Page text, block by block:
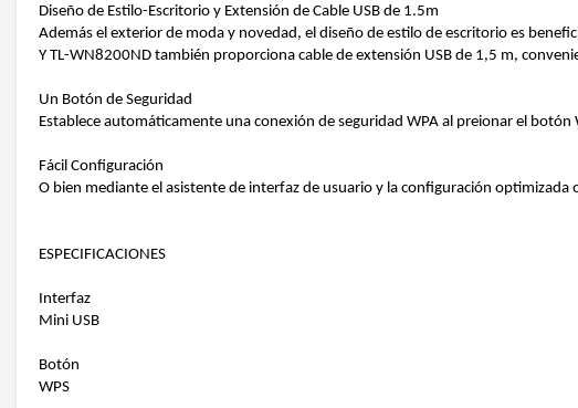
Diseño de Estilo-Escritorio y Extensión de Cable USB de 1.5m
Además el exterior de moda y novedad, el diseño de estilo de escritorio es
Y TL-WN8200ND también proporciona cable de extensión USB de 1,5 m,
Un Botón de Seguridad
Establece automáticamente una conexión de seguridad WPA al preionar el botón
Fácil Configuración
O bien mediante el asistente de interfaz de usuario y la configuración
ESPECIFICACIONES
Interfaz
Mini USB
Botón
WPS